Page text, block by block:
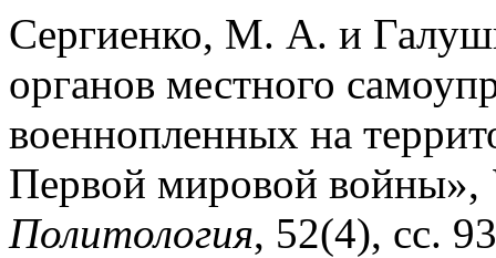
Сергиенко, М. А. и
органов местного
военнопленных на
Первой мировой войны»,
Политология, 52(4), сс.